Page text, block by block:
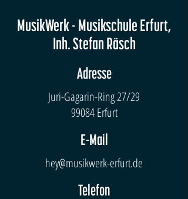
MusikWerk - Musikschule Erfurt,
Inh. Stefan Räsch
Adresse
Juri-Gagarin-Ring 27/29
99084 Erfurt
E-Mail
hey@musikwerk-erfurt.de
Telefon